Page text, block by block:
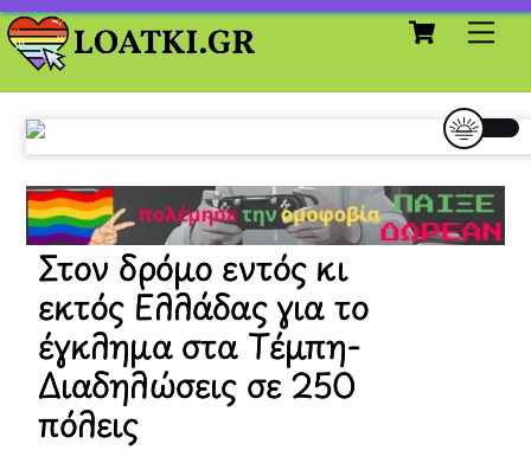
Skip
to
content
Cart
Στον δρόμο εντός κι
εκτός Ελλάδας για το
έγκλημα στα Τέμπη-
Διαδηλώσεις σε 250
πόλεις